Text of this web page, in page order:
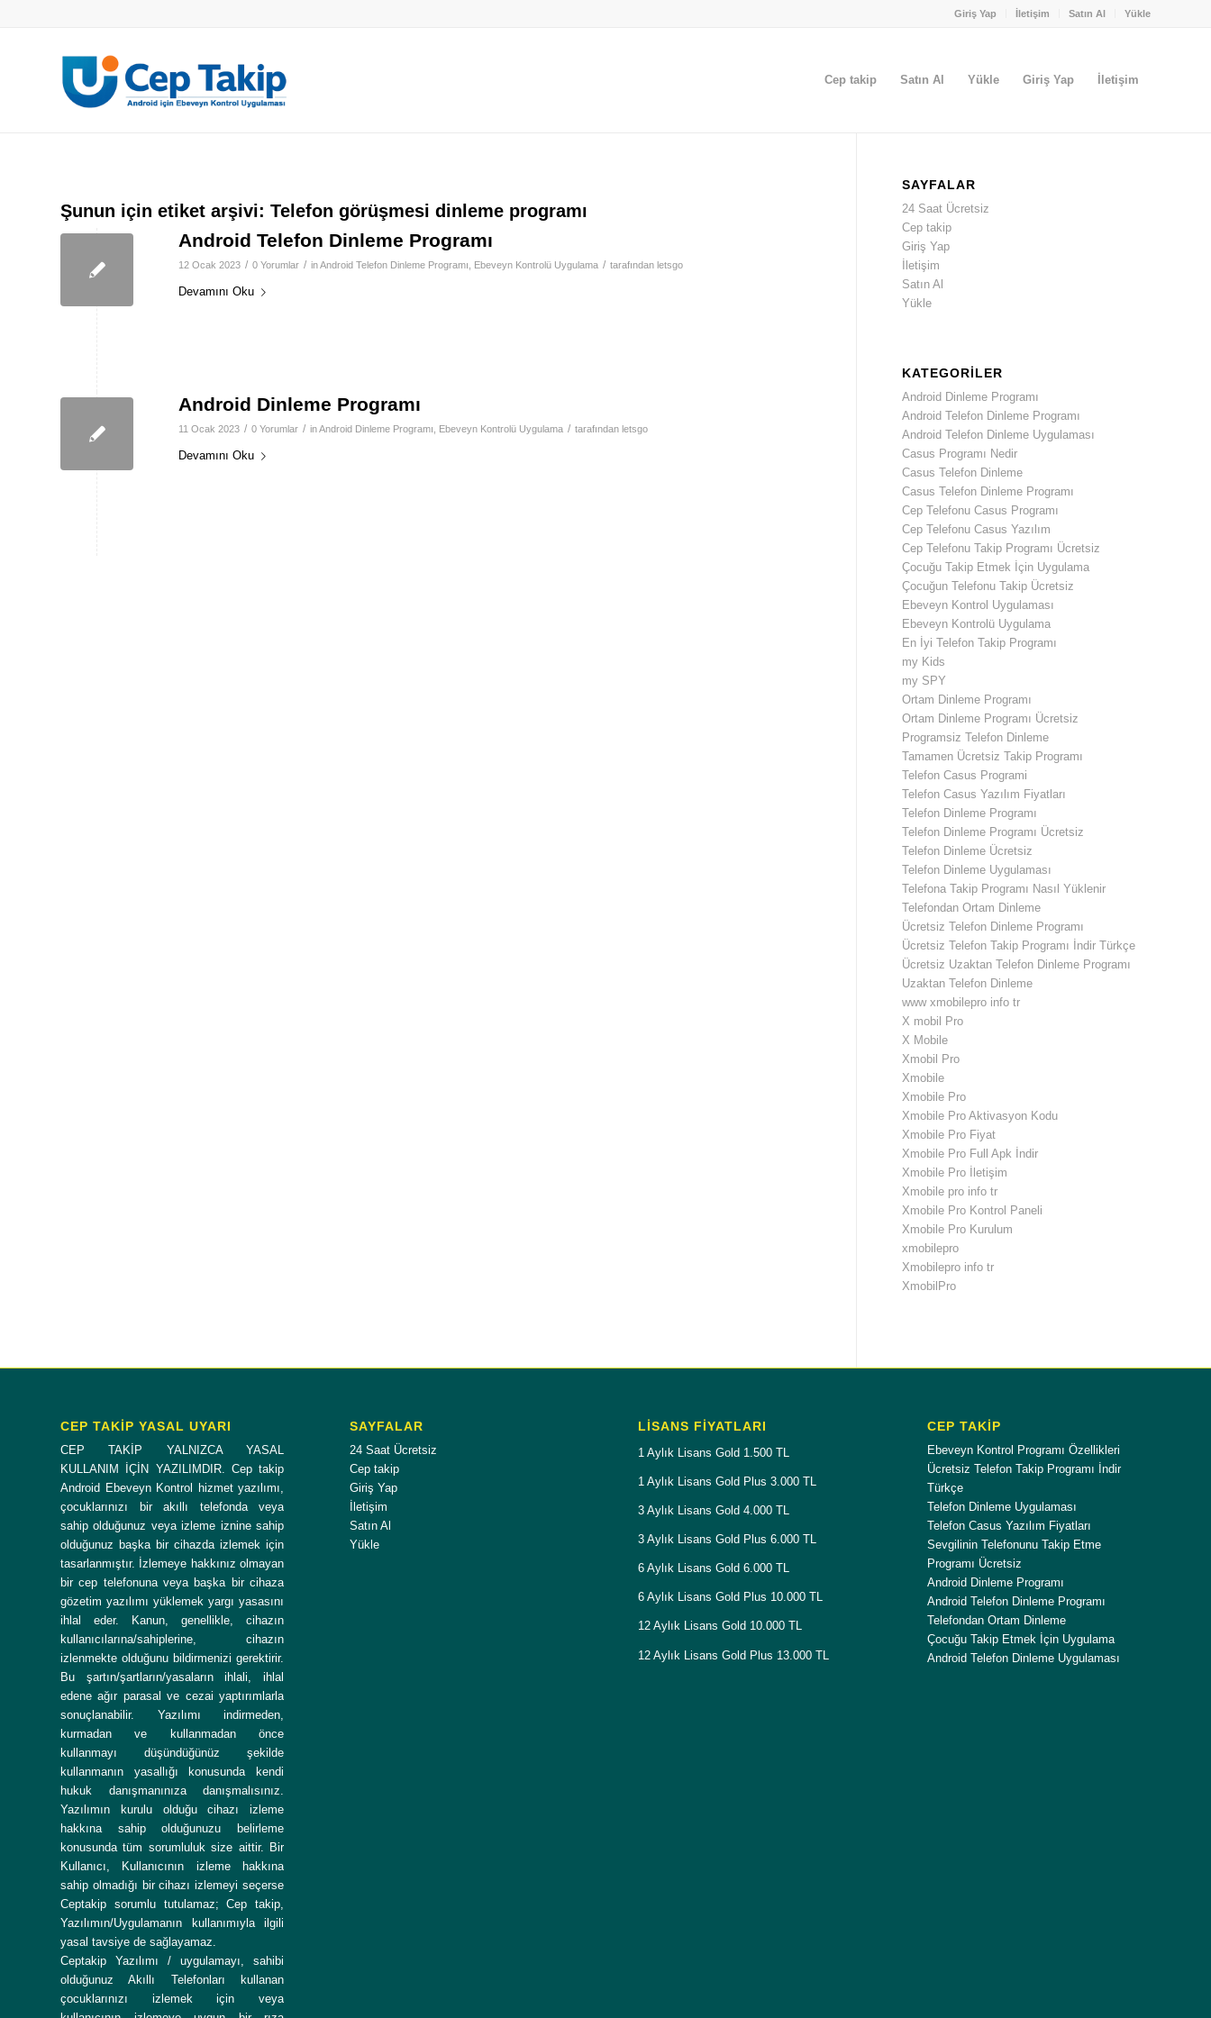
Giriş Yap İletişim Satın Al Yükle
Cep takip Satın Al Yükle Giriş Yap İletişim
Şunun için etiket arşivi: Telefon görüşmesi dinleme programı
Android Telefon Dinleme Programı
12 Ocak 2023 / 0 Yorumlar / inAndroid Telefon Dinleme Programı Ebeveyn Kontrolü Uygulama / tarafından letsgo
Devamını Oku
Android Dinleme Programı
11 Ocak 2023 / 0 Yorumlar / inAndroid Dinleme Programı Ebeveyn Kontrolü Uygulama / tarafından letsgo
Devamını Oku
SAYFALAR
24 Saat Ücretsiz
Cep takip
Giriş Yap
İletişim
Satın Al
Yükle
KATEGORILER
Android Dinleme Programı
Android Telefon Dinleme Programı
Android Telefon Dinleme Uygulaması
Casus Programı Nedir
Casus Telefon Dinleme
Casus Telefon Dinleme Programı
Cep Telefonu Casus Programı
Cep Telefonu Casus Yazılım
Cep Telefonu Takip Programı Ücretsiz
Çocuğu Takip Etmek İçin Uygulama
Çocuğun Telefonu Takip Ücretsiz
Ebeveyn Kontrol Uygulaması
Ebeveyn Kontrolü Uygulama
En İyi Telefon Takip Programı
my Kids
my SPY
Ortam Dinleme Programı
Ortam Dinleme Programı Ücretsiz
Programsiz Telefon Dinleme
Tamamen Ücretsiz Takip Programı
Telefon Casus Programi
Telefon Casus Yazılım Fiyatları
Telefon Dinleme Programı
Telefon Dinleme Programı Ücretsiz
Telefon Dinleme Ücretsiz
Telefon Dinleme Uygulaması
Telefona Takip Programı Nasıl Yüklenir
Telefondan Ortam Dinleme
Ücretsiz Telefon Dinleme Programı
Ücretsiz Telefon Takip Programı İndir Türkçe
Ücretsiz Uzaktan Telefon Dinleme Programı
Uzaktan Telefon Dinleme
www xmobilepro info tr
X mobil Pro
X Mobile
Xmobil Pro
Xmobile
Xmobile Pro
Xmobile Pro Aktivasyon Kodu
Xmobile Pro Fiyat
Xmobile Pro Full Apk İndir
Xmobile Pro İletişim
Xmobile pro info tr
Xmobile Pro Kontrol Paneli
Xmobile Pro Kurulum
xmobilepro
Xmobilepro info tr
XmobilPro
CEP TAKİP YASAL UYARI
CEP TAKİP YALNIZCA YASAL
KULLANIM İÇİN YAZILIMDIR. Cep takip
Android Ebeveyn Kontrol hizmet yazılımı,
çocuklarınızı bir akıllı telefonda veya
sahip olduğunuz veya izleme iznine sahip
olduğunuz başka bir cihazda izlemek için
tasarlanmıştır. İzlemeye hakkınız olmayan
bir cep telefonuna veya başka bir cihaza
gözetim yazılımı yüklemek yargı yasasını
ihlal eder. Kanun, genellikle, cihazın
kullanıcılarına/sahiplerine, cihazın
izlenmekte olduğunu bildirmenizi gerektirir.
Bu şartın/şartların/yasaların ihlali, ihlal
edene ağır parasal ve cezai yaptırımlarla
sonuçlanabilir. Yazılımı indirmeden,
kurmadan ve kullanmadan önce
kullanmayı düşündüğünüz şekilde
kullanmanın yasallığı konusunda kendi
hukuk danışmanınıza danışmalısınız.
Yazılımın kurulu olduğu cihazı izleme
hakkına sahip olduğunuzu belirleme
konusunda tüm sorumluluk size aittir. Bir
Kullanıcı, Kullanıcının izleme hakkına
sahip olmadığı bir cihazı izlemeyi seçerse
Ceptakip sorumlu tutulamaz; Cep takip,
Yazılımın/Uygulamanın kullanımıyla ilgili
yasal tavsiye de sağlayamaz.
Ceptakip Yazılımı / uygulamayı, sahibi
olduğunuz Akıllı Telefonları kullanan
çocuklarınızı izlemek için veya
SAYFALAR
24 Saat Ücretsiz
Cep takip
Giriş Yap
İletişim
Satın Al
Yükle
LISANS FIYATLARI
1 Aylık Lisans Gold 1.500 TL
1 Aylık Lisans Gold Plus 3.000 TL
3 Aylık Lisans Gold 4.000 TL
3 Aylık Lisans Gold Plus 6.000 TL
6 Aylık Lisans Gold 6.000 TL
6 Aylık Lisans Gold Plus 10.000 TL
12 Aylık Lisans Gold 10.000 TL
12 Aylık Lisans Gold Plus 13.000 TL
CEP TAKİP
Ebeveyn Kontrol Programı Özellikleri
Ücretsiz Telefon Takip Programı İndir
Türkçe
Telefon Dinleme Uygulaması
Telefon Casus Yazılım Fiyatları
Sevgilinin Telefonunu Takip Etme
Programı Ücretsiz
Android Dinleme Programı
Android Telefon Dinleme Programı
Telefondan Ortam Dinleme
Çocuğu Takip Etmek İçin Uygulama
Android Telefon Dinleme Uygulaması